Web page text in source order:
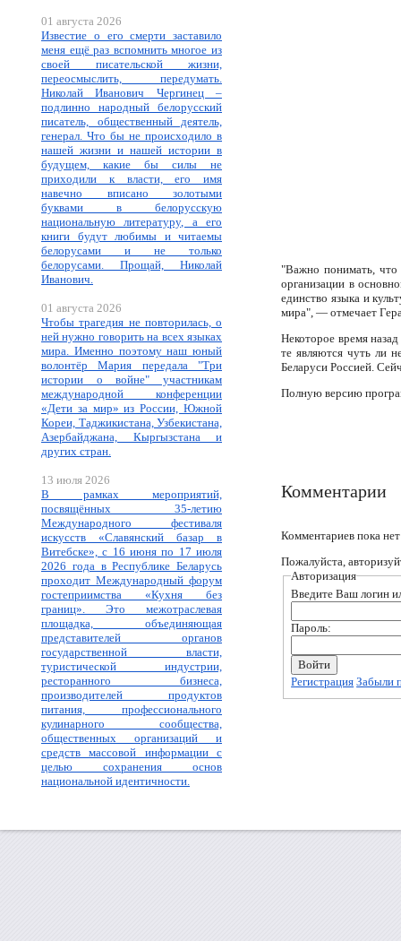
01 августа 2026
Известие о его смерти заставило
меня ещё раз вспомнить многое из
своей писательской жизни,
переосмыслить, передумать.
Николай Иванович Чергинец –
подлинно народный белорусский
писатель, общественный деятель,
генерал. Что бы не происходило в
нашей жизни и нашей истории в
будущем, какие бы силы не
приходили к власти, его имя
навечно вписано золотыми
буквами в белорусскую
национальную литературу, а его
книги будут любимы и читаемы
белорусами и не только
белорусами. Прощай, Николай
Иванович.
01 августа 2026
Чтобы трагедия не повторилась, о
ней нужно говорить на всех языках
мира. Именно поэтому наш юный
волонтёр Мария передала "Три
истории о войне" участникам
международной конференции
«Дети за мир» из России, Южной
Кореи, Таджикистана, Узбекистана,
Азербайджана, Кыргызстана и
других стран.
13 июля 2026
В рамках мероприятий,
посвящённых 35-летию
Международного фестиваля
искусств «Славянский базар в
Витебске», с 16 июня по 17 июля
2026 года в Республике Беларусь
проходит Международный форум
гостеприимства «Кухня без
границ». Это межотраслевая
площадка, объединяющая
представителей органов
государственной власти,
туристической индустрии,
ресторанного бизнеса,
производителей продуктов
питания, профессионального
кулинарного сообщества,
общественных организаций и
средств массовой информации с
целью сохранения основ
национальной идентичности.
"Важно понимать, что
организации в
единство языка и
мира", ― отмечает
Некоторое время
те являются чуть ли
Беларуси Россией.
Полную версию
Комментарии
Комментариев пока нет
Пожалуйста,
Авторизация
Введите Ваш логин
Пароль:
Регистрация Забыли